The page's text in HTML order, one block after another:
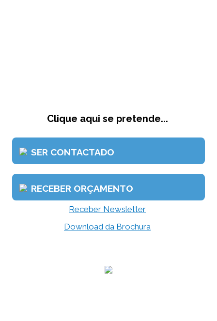
Clique aqui se pretende...
SER CONTACTADO
RECEBER ORÇAMENTO
Receber Newsletter
Download da Brochura